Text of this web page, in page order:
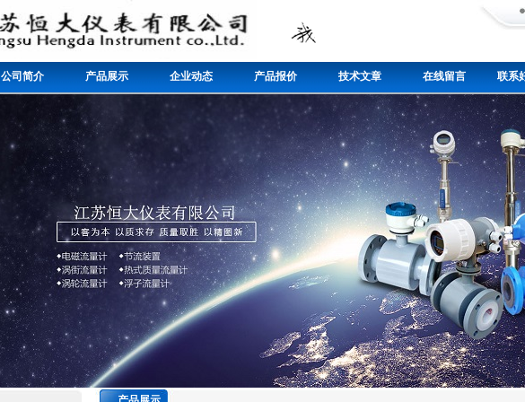
公司简介 产品展示 企业动态 产品报价 技术文章 在线留言 联系